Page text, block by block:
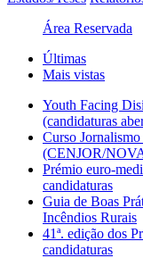
Área Reservada
Últimas
Mais vistas
Youth Facing
(candidaturas
Curso
(CENJOR/
Prémio euro-
candidaturas
Guia de Boas
Incêndios Rurais
41ª. edição dos
candidaturas